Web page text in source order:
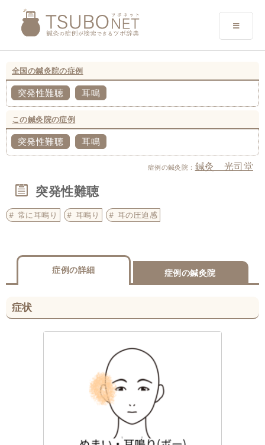
全国の鍼灸院の症例
突発性難聴 耳鳴
この鍼灸院の症例
突発性難聴 耳鳴
症例の鍼灸院： 鍼灸 光司堂
突発性難聴
常に耳鳴り 耳鳴り 耳の圧迫感
症例の詳細 症例の鍼灸院
症状